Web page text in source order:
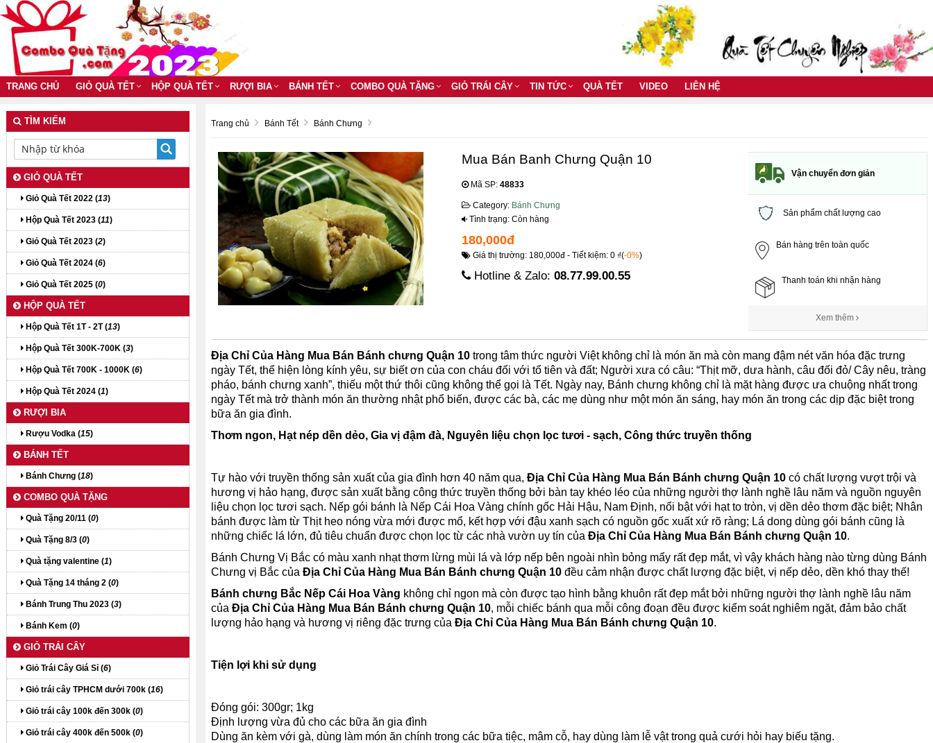
TRANG CHỦ GIỎ QUÀ TẾT HỘP QUÀ TẾT RƯỢI BIA BÁNH TẾT COMBO QUÀ TẶNG GIỎ TRÁI CÂY TIN TỨC QUÀ TẾT VIDEO LIÊN HỆ
Trang chủ Bánh Tết Bánh Chưng
Mua Bán Banh Chưng Quận 10
Mã SP: 48833
Category: Bánh Chưng
Tình trạng: Còn hàng
180,000đ
Giá thị trường: 180,000đ - Tiết kiệm: 0 ₫(-0%)
Hotline & Zalo: 08.77.99.00.55
Vận chuyển đơn giản
Sản phẩm chất lượng cao
Bán hàng trên toàn quốc
Thanh toán khi nhận hàng
Xem thêm
Địa Chỉ Của Hàng Mua Bán Bánh chưng Quận 10 trong tâm thức người Việt không chỉ là món ăn mà còn mang đậm nét văn hóa đặc trưng
ngày Tết, thể hiện lòng kính yêu, sự biết ơn của con cháu đối với tổ tiên và đất; Người xưa có câu: “Thịt mỡ, dưa hành, câu đối đỏ/ Cây nêu, tràng
pháo, bánh chưng xanh”, thiếu một thứ thôi cũng không thể gọi là Tết. Ngày nay, Bánh chưng không chỉ là mặt hàng được ưa chuộng nhất trong
ngày Tết mà trở thành món ăn thường nhật phổ biến, được các bà, các mẹ dùng như một món ăn sáng, hay món ăn trong các dịp đặc biệt trong
bữa ăn gia đình.
Thơm ngon, Hạt nép dền dẻo, Gia vị đậm đà, Nguyên liệu chọn lọc tươi - sạch, Công thức truyền thống
Tự hào với truyền thống sản xuất của gia đình hơn 40 năm qua, Địa Chỉ Của Hàng Mua Bán Bánh chưng Quận 10có chất lượng vượt trội và
hương vị hảo hạng, được sản xuất bằng công thức truyền thống bởi bàn tay khéo léo của những người thợ lành nghề lâu năm và nguồn nguyên
liệu chọn lọc tươi sạch. Nếp gói bánh là Nếp Cái Hoa Vàng chính gốc Hải Hậu, Nam Định, nổi bật với hạt to tròn, vị dền dẻo thơm đặc biệt; Nhân
bánh được làm từ Thịt heo nóng vừa mới được mổ, kết hợp với đậu xanh sạch có nguồn gốc xuất xứ rõ ràng; Lá dong dùng gói bánh cũng là
những chiếc lá lớn, đủ tiêu chuẩn được chọn lọc từ các nhà vườn uy tín của Địa Chỉ Của Hàng Mua Bán Bánh chưng Quận 10.
Bánh Chưng Vị Bắc có màu xanh nhạt thơm lừng mùi lá và lớp nếp bên ngoài nhìn bỏng mẩy rất đẹp mắt, vì vậy khách hàng nào từng dùng Bánh
Chưng vị Bắc của Địa Chỉ Của Hàng Mua Bán Bánh chưng Quận 10đều cảm nhận được chất lượng đặc biệt, vị nếp dẻo, dền khó thay thế!
Bánh chưng Bắc Nếp Cái Hoa Vàng không chỉ ngon mà còn được tạo hình bằng khuôn rất đẹp mắt bởi những người thợ lành nghề lâu năm
của Địa Chỉ Của Hàng Mua Bán Bánh chưng Quận 10, mỗi chiếc bánh qua mỗi công đoạn đều được kiểm soát nghiêm ngặt, đảm bảo chất
lượng hảo hạng và hương vị riêng đặc trưng của Địa Chỉ Của Hàng Mua Bán Bánh chưng Quận 10.
Tiện lợi khi sử dụng
Đóng gói: 300gr; 1kg
Định lượng vừa đủ cho các bữa ăn gia đình
Dùng ăn kèm với gà, dùng làm món ăn chính trong các bữa tiệc, mâm cỗ, hay dùng làm lễ vật trong quả cưới hỏi hay biếu tặng.
TÌM KIẾM
GIỎ QUÀ TẾT
Giỏ Quà Tết 2022 (13)
Hộp Quà Tết 2023 (11)
Giỏ Quà Tết 2023 (2)
Giỏ Quà Tết 2024 (6)
Giỏ Quà Tết 2025 (0)
HỘP QUÀ TẾT
Hộp Quà Tết 1T - 2T (13)
Hộp Quà Tết 300K-700K (3)
Hộp Quà Tết 700K - 1000K (6)
Hộp Quà Tết 2024 (1)
RƯỢI BIA
Rượu Vodka (15)
BÁNH TẾT
Bánh Chưng (18)
COMBO QUÀ TẶNG
Quà Tặng 20/11 (0)
Quà Tặng 8/3 (0)
Quà tặng valentine (1)
Quà Tặng 14 tháng 2 (0)
Bánh Trung Thu 2023 (3)
Bánh Kem (0)
GIỎ TRÁI CÂY
Giỏ Trái Cây Giá Sỉ (6)
Giỏ trái cây TPHCM dưới 700k (16)
Giỏ trái cây 100k đến 300k (0)
Giỏ trái cây 400k đến 500k (0)